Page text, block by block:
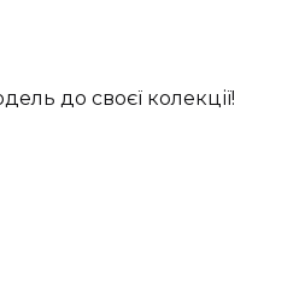
до своєї колекції!